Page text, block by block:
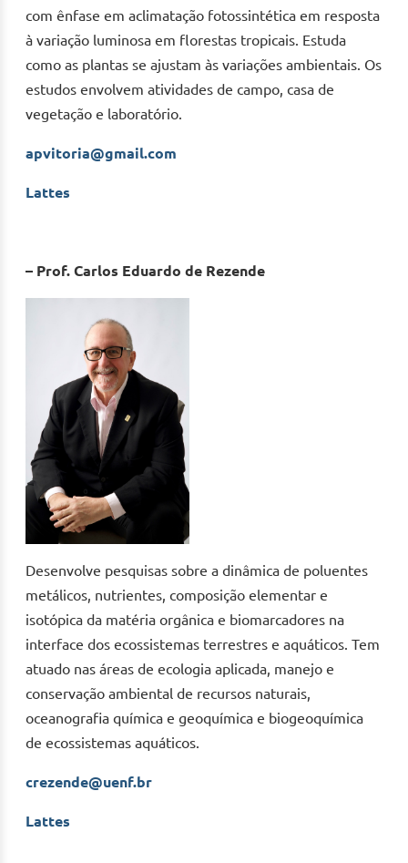
com ênfase em aclimatação fotossintética em resposta
à variação luminosa em florestas tropicais. Estuda
como as plantas se ajustam às variações ambientais. Os
estudos envolvem atividades de campo, casa de
vegetação e laboratório.
apvitoria@gmail.com
Lattes
– Prof. Carlos Eduardo de Rezende
Desenvolve pesquisas sobre a dinâmica de poluentes
metálicos, nutrientes, composição elementar e
isotópica da matéria orgânica e biomarcadores na
interface dos ecossistemas terrestres e aquáticos. Tem
atuado nas áreas de ecologia aplicada, manejo e
conservação ambiental de recursos naturais,
oceanografia química e geoquímica e biogeoquímica
de ecossistemas aquáticos.
crezende@uenf.br
Lattes